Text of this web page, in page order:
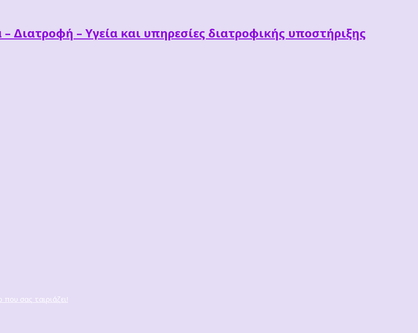
– Διατροφή – Υγεία και υπηρεσίες διατροφικής υποστήριξης
που σας ταιριάζει!